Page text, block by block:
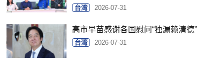
台湾 2026-07-31
高市早苗感谢各国慰问“独漏赖清德”
台湾 2026-07-31